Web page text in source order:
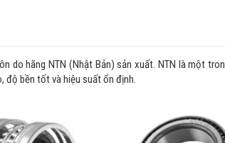
do hãng NTN (Nhật Bản) sản xuất. NTN là một
độ bền tốt và hiệu suất ổn định.